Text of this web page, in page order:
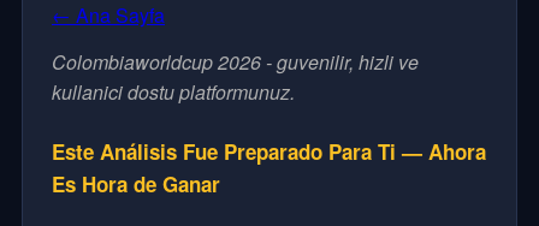
← Ana Sayfa
Colombiaworldcup 2026 - guvenilir, hizli ve
kullanici dostu platformunuz.
Este Análisis Fue Preparado Para Ti — Ahora
Es Hora de Ganar